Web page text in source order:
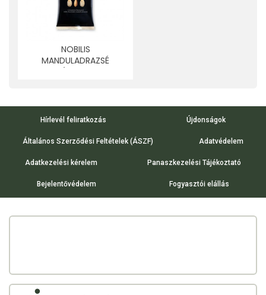
NOBILIS
MANDULADRAZSÉ
Hírlevél feliratkozás Újdonságok
Általános Szerződési Feltételek (ÁSZF) Adatvédelem
Adatkezelési kérelem Panaszkezelési Tájékoztató
Bejelentővédelem Fogyasztói elállás